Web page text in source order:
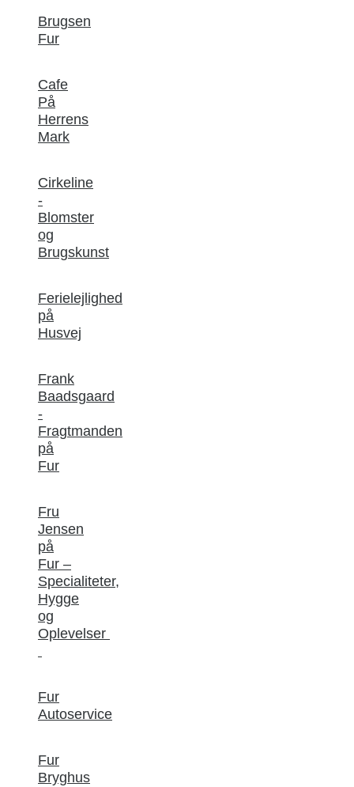
Brugsen
Fur
Cafe
På
Herrens
Mark
Cirkeline
-
Blomster
og
Brugskunst
Ferielejlighed
på
Husvej
Frank
Baadsgaard
-
Fragtmanden
på
Fur
Fru
Jensen
på
Fur –
Specialiteter,
Hygge
og
Oplevelser
Fur
Autoservice
Fur
Bryghus